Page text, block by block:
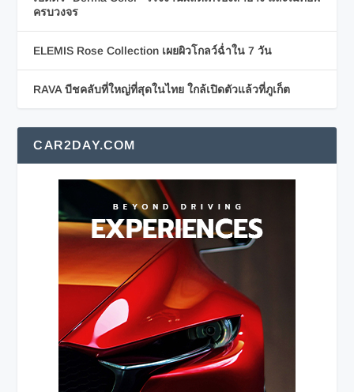
ครบวงจร
ELEMIS Rose Collection เผยผิวโกลว์ฉ่ำใน 7 วัน
RAVA บีชคลับที่ใหญ่ที่สุดในไทย ใกล้เปิดตัวแล้วที่ภูเก็ต
CAR2DAY.COM